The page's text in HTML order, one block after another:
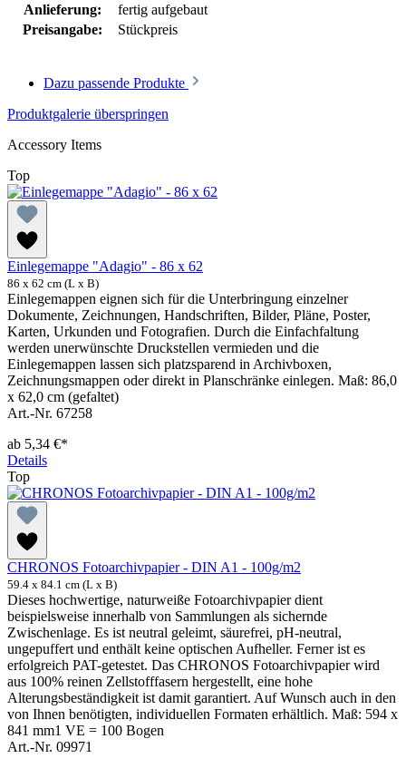
Anlieferung:
fertig aufgebaut
Preisangabe:
Stückpreis
Dazu passende Produkte
Produktgalerie überspringen
Accessory Items
Top
Einlegemappe "Adagio" - 86 x 62
86 x 62 cm (L x B)
Einlegemappen eignen sich für die Unterbringung einzelner
Dokumente, Zeichnungen, Handschriften, Bilder, Pläne, Poster,
Karten, Urkunden und Fotografien. Durch die Einfachfaltung
werden unerwünschte Druckstellen vermieden und die
Einlegemappen lassen sich platzsparend in Archivboxen,
Zeichnungsmappen oder direkt in Planschränke einlegen. Maß: 86,0
x 62,0 cm (gefaltet)
Art.-Nr. 67258
ab 5,34 €*
Details
Top
CHRONOS Fotoarchivpapier - DIN A1 - 100g/m2
59.4 x 84.1 cm (L x B)
Dieses hochwertige, naturweiße Fotoarchivpapier dient
beispielsweise innerhalb von Sammlungen als sichernde
Zwischenlage. Es ist neutral geleimt, säurefrei, pH-neutral,
ungepuffert und enthält keine optischen Aufheller. Ferner ist es
erfolgreich PAT-getestet. Das CHRONOS Fotoarchivpapier wird
aus 100% reinen Zellstofffasern hergestellt, eine hohe
Alterungsbeständigkeit ist damit garantiert. Auf Wunsch auch in den
von Ihnen benötigten, individuellen Formaten erhältlich. Maß: 594 x
841 mm1 VE = 100 Bogen
Art.-Nr. 09971